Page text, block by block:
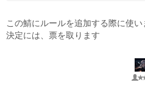
この鯖にルールを追加する際に使い
決定には、票を取ります